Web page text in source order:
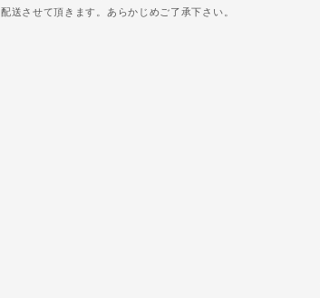
配送させて頂きます。あらかじめご了承下さい。